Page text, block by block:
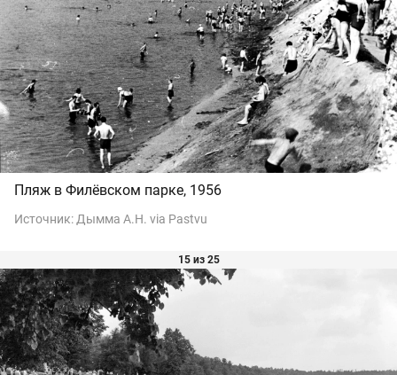
Пляж в Филёвском парке, 1956
Источник: Дымма А.Н. via Pastvu
15 из 25